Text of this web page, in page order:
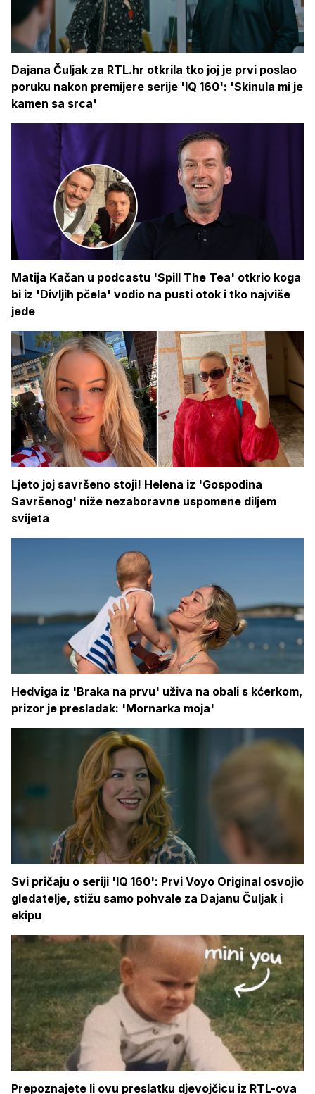
Dajana Čuljak za RTL.hr otkrila tko joj je prvi poslao
poruku nakon premijere serije 'IQ 160': 'Skinula mi je
kamen sa srca'
Matija Kačan u podcastu 'Spill The Tea' otkrio koga
bi iz 'Divljih pčela' vodio na pusti otok i tko najviše
jede
Ljeto joj savršeno stoji! Helena iz 'Gospodina
Savršenog' niže nezaboravne uspomene diljem
svijeta
Hedviga iz 'Braka na prvu' uživa na obali s kćerkom,
prizor je presladak: 'Mornarka moja'
Svi pričaju o seriji 'IQ 160': Prvi Voyo Original osvojio
gledatelje, stižu samo pohvale za Dajanu Čuljak i
ekipu
Prepoznajete li ovu preslatku djevojčicu iz RTL-ova